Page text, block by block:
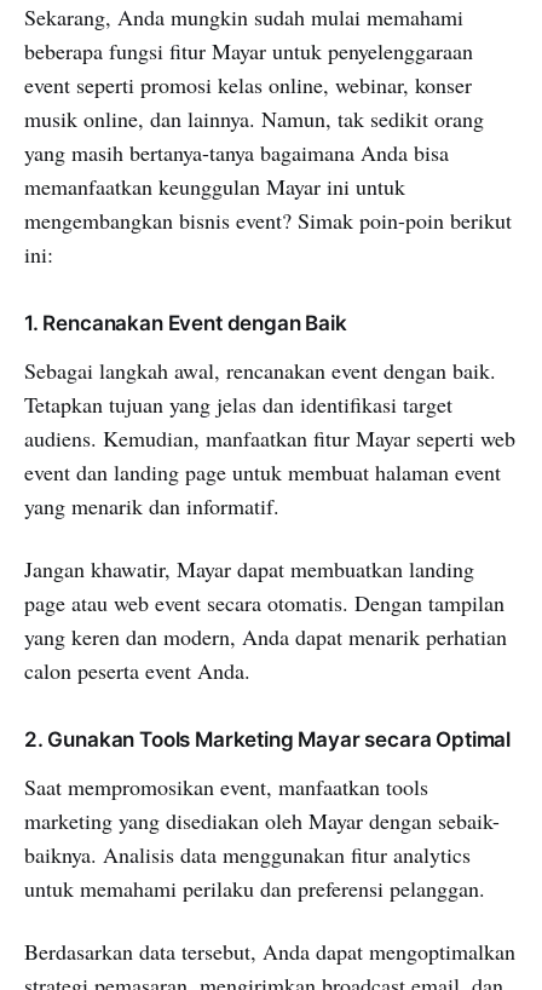
Sekarang, Anda mungkin sudah mulai memahami
beberapa fungsi fitur Mayar untuk penyelenggaraan
event seperti promosi kelas online, webinar, konser
musik online, dan lainnya. Namun, tak sedikit orang
yang masih bertanya-tanya bagaimana Anda bisa
memanfaatkan keunggulan Mayar ini untuk
mengembangkan bisnis event? Simak poin-poin berikut
ini:
1. Rencanakan Event dengan Baik
Sebagai langkah awal, rencanakan event dengan baik.
Tetapkan tujuan yang jelas dan identifikasi target
audiens. Kemudian, manfaatkan fitur Mayar seperti web
event dan landing page untuk membuat halaman event
yang menarik dan informatif.
Jangan khawatir, Mayar dapat membuatkan landing
page atau web event secara otomatis. Dengan tampilan
yang keren dan modern, Anda dapat menarik perhatian
calon peserta event Anda.
2. Gunakan Tools Marketing Mayar secara Optimal
Saat mempromosikan event, manfaatkan tools
marketing yang disediakan oleh Mayar dengan sebaik-
baiknya. Analisis data menggunakan fitur analytics
untuk memahami perilaku dan preferensi pelanggan.
Berdasarkan data tersebut, Anda dapat mengoptimalkan